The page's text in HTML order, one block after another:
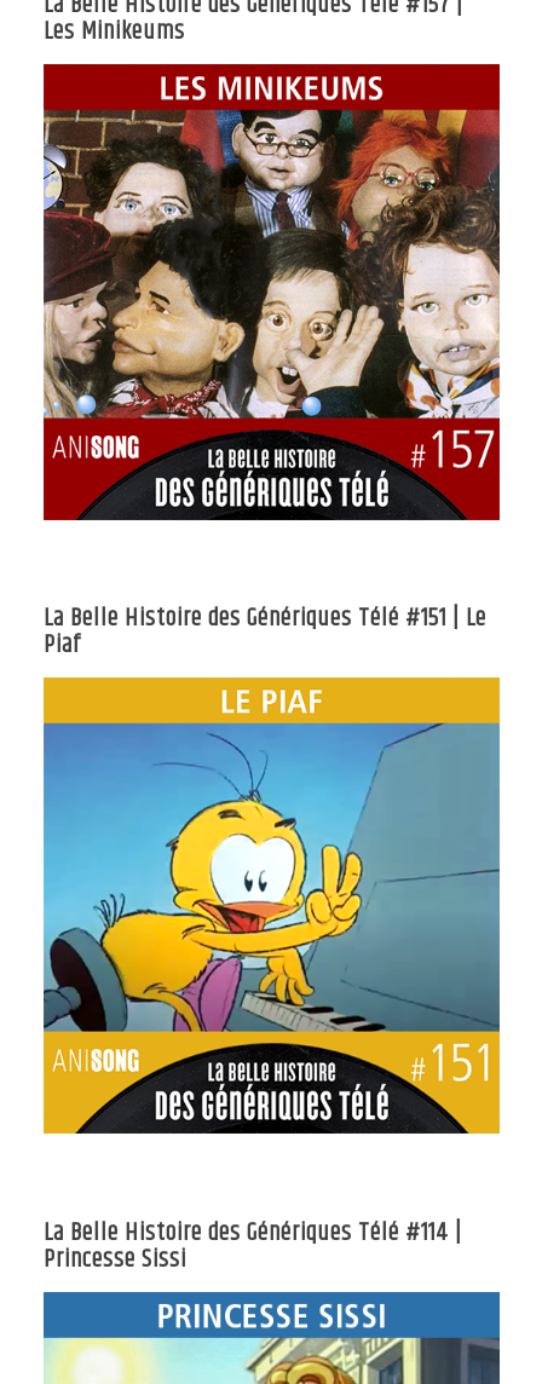
Les Minikeums
La Belle Histoire des Génériques Télé #151 | Le
Piaf
La Belle Histoire des Génériques Télé #114 |
Princesse Sissi